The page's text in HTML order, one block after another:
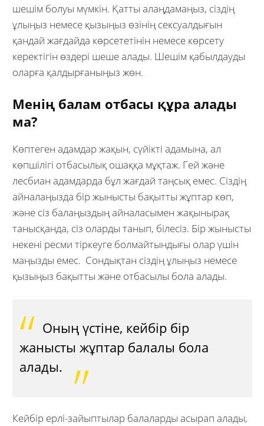
шешім болуы мүмкін. Қатты алаңдамаңыз, сіздің
ұлыңыз немесе қызыңыз өзінің сексуалдығын
қандай жағдайда көрсететінін немесе көрсету
керектігін өздері шеше алады. Шешім қабылдауды
оларға қалдырғаныңыз жөн.
Менің балам отбасы құра алады
ма?
Көптеген адамдар жақын, сүйікті адамына, ал
көпшілігі отбасылық ошаққа мұқтаж. Гей және
лесбиан адамдарда бұл жағдай таңсық емес. Сіздің
айналаңызда бір жынысты бақытты жұптар көп,
және сіз балаңыздың айналасымен жақынырақ
танысқанда, сіз оларды танып, білесіз. Бір жынысты
некені ресми тіркеуге болмайтындығы олар үшін
маңызды емес. Сондықтан сіздің ұлыңыз немесе
қызыңыз бақытты және отбасылы бола алады.
Оның үстіне, кейбір бір
жанысты жұптар балалы бола
алады.
Кейбір ерлі-зайыптылар балаларды асырап алады,